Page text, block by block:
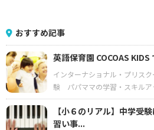
おすすめ記事
英語保育園 COCOAS
インターナショナル・プリスク
験
パパママの学習・スキル
【小６のリアル】中学受
習い事...